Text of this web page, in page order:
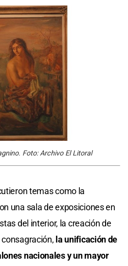
Foto: Archivo El Litoral
temas como la
una sala de exposiciones en
del interior, la creación de
la unificación de
nacionales y un mayor